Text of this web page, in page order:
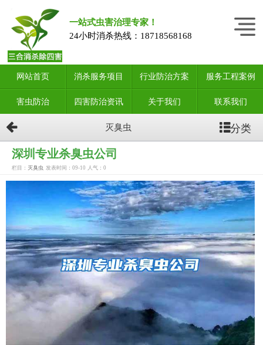
一站式虫害治理专家！
24小时消杀热线： 18718568168
网站首页 消杀服务项目 行业防治方案 服务工程案例
害虫防治 四害防治资讯 关于我们 联系我们
灭臭虫 分类
深圳专业杀臭虫公司
栏目： 灭臭虫 发表时间：09-10 人气： 0